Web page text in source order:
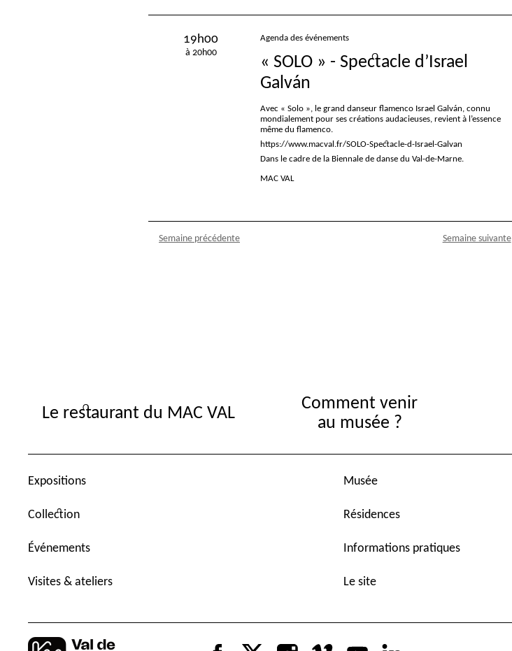
19h00
à 20h00
Agenda des événements
« SOLO » - Spectacle d’Israel
Galván
Avec « Solo », le grand danseur flamenco Israel Galván, connu
mondialement pour ses créations audacieuses, revient à l’essence
même du flamenco.
https://www.macval.fr/SOLO-Spectacle-d-Israel-Galvan
Dans le cadre de la Biennale de danse du Val-de-Marne.
MAC VAL
Semaine précédente Semaine suivante
Le restaurant du MAC VAL
Comment venir
au musée ?
Expositions
Collection
Événements
Visites & ateliers
Musée
Résidences
Informations pratiques
Le site